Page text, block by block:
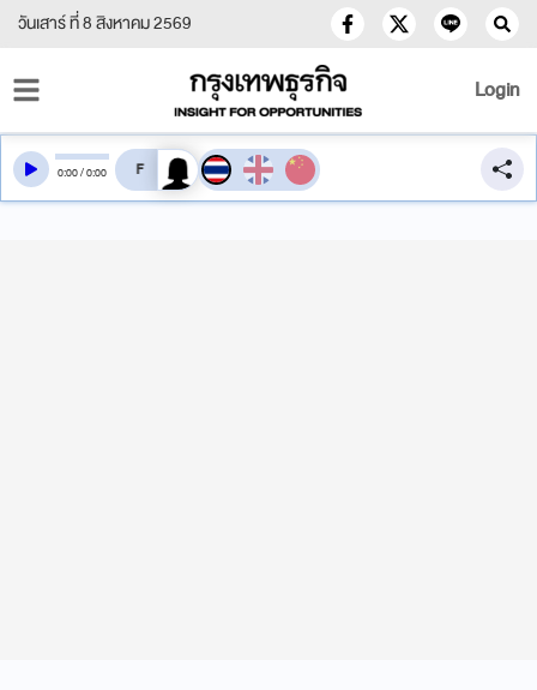
วันเสาร์ ที่ 8 สิงหาคม 2569
Login
0:00/0:00 สลับเสียงอ่าน